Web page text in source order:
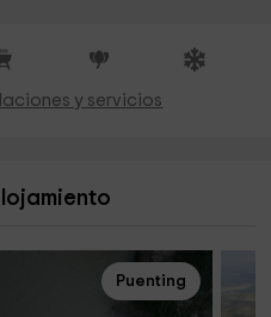
y servicios
Puenting